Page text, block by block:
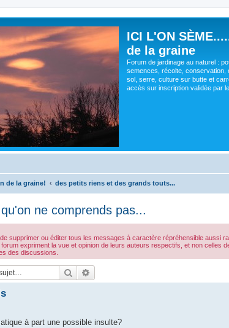
ICI L'ON
de la graine
Forum de jardinage au naturel :
semences, récolte, conservation,
sol, serre, culture sur butte et
accès sur inscription validée par
de la graine! des petits riens et des grands touts...
ne comprends pas...
supprimer ou éditer tous les messages à caractère répréhensible aussi
expriment la vue et opinion de leurs auteurs respectifs, et non
des discussions.
Rechercher
à part une possible insulte?